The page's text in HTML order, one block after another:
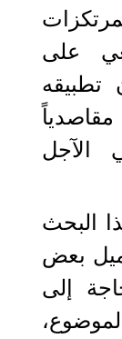
على
تطبيقه
الآجل
البحث
بعض
إلى